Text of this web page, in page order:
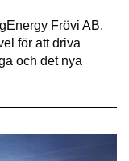
Frövi AB,
för att driva
och det nya